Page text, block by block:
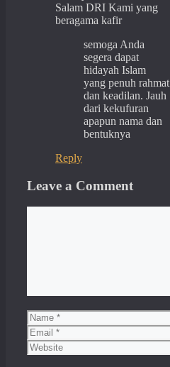
Salam DRI Kami yang
beragama kafir
semoga Anda
segera dapat
hidayah Islam
yang penuh rahmat
dan keadilan. Jauh
dari kekufuran
apapun nama dan
bentuknya
Reply
Leave a Comment
Name
Email
Website